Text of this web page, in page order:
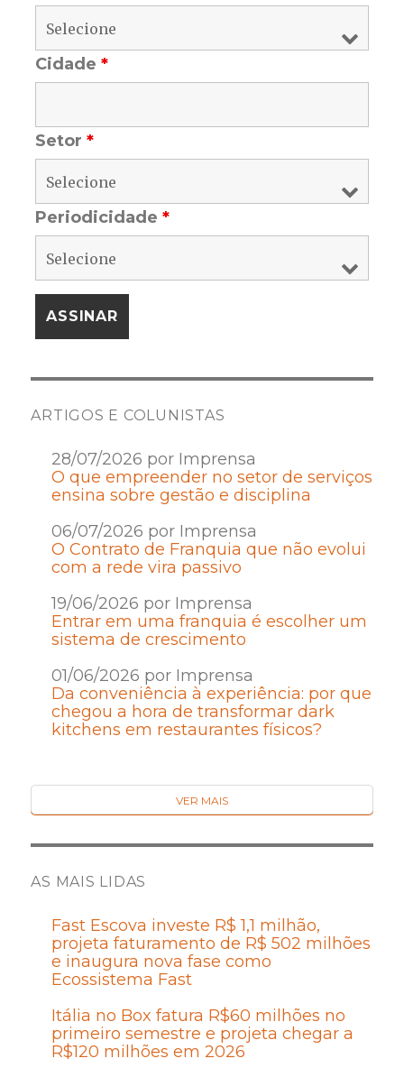
Cidade*
Setor*
Periodicidade*
ARTIGOS E COLUNISTAS
28/07/2026 por Imprensa
O que empreender no setor de serviços
ensina sobre gestão e disciplina
06/07/2026 por Imprensa
O Contrato de Franquia que não evolui
com a rede vira passivo
19/06/2026 por Imprensa
Entrar em uma franquia é escolher um
sistema de crescimento
01/06/2026 por Imprensa
Da conveniência à experiência: por que
chegou a hora de transformar dark
kitchens em restaurantes físicos?
VER MAIS
AS MAIS LIDAS
Fast Escova investe R$ 1,1 milhão,
projeta faturamento de R$ 502 milhões
e inaugura nova fase como
Ecossistema Fast
Itália no Box fatura R$60 milhões no
primeiro semestre e projeta chegar a
R$120 milhões em 2026